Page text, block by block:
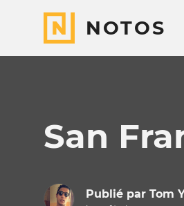
NOTOS
San
Publié par Tom